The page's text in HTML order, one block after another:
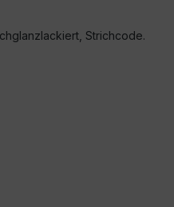
Strichcode.